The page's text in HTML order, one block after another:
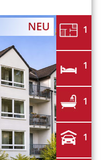
1
1
1
1